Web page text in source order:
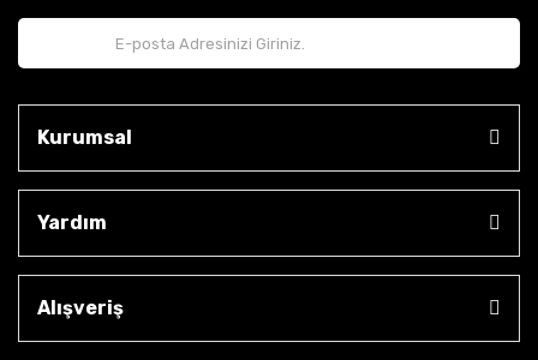
Kurumsal
Yardım
Alışveriş